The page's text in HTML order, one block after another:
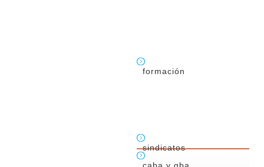
formación
sindicatos